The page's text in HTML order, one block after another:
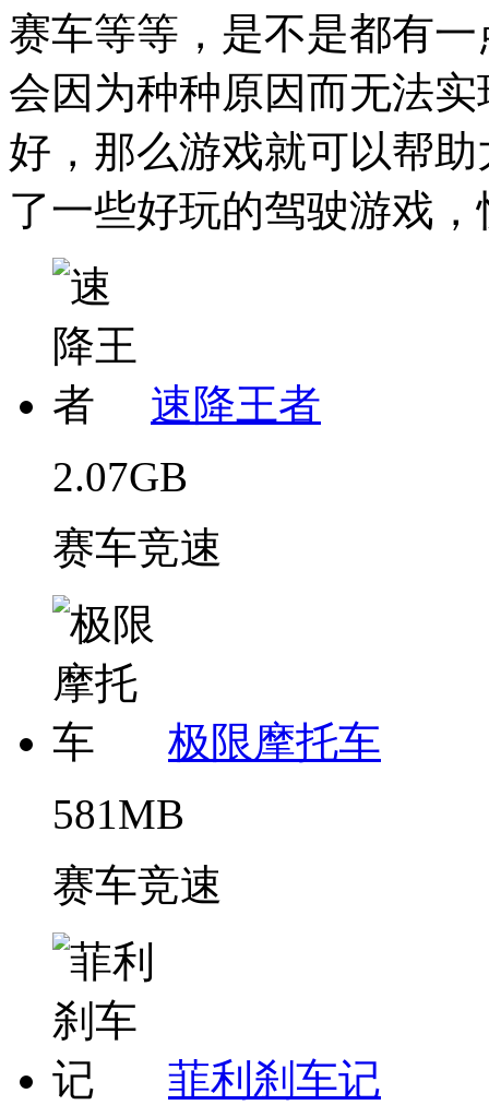
赛车等等，是不是都有
会因为种种原因而无法
好，那么游戏就可以帮
了一些好玩的驾驶游戏
速降王者
2.07GB
赛车竞速
极限摩托车
581MB
赛车竞速
菲利刹车记